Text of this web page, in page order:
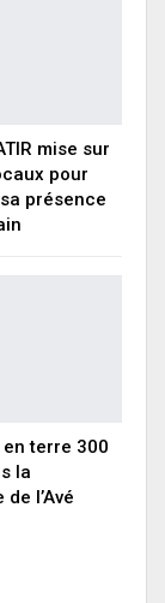
mise sur
pour
présence
en terre 300
la
l’Avé